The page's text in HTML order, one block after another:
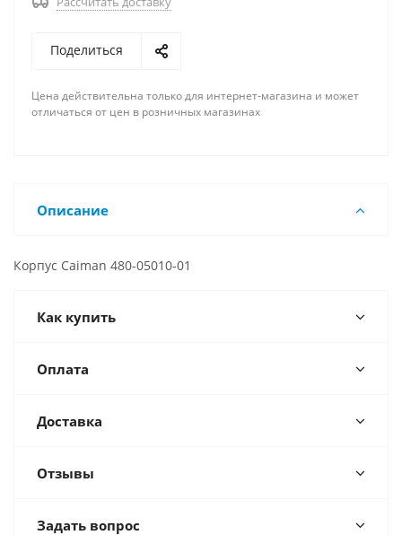
Поделиться
Цена действительна только для интернет-магазина и может
отличаться от цен в розничных магазинах
Описание
Корпус Caiman 480-05010-01
Как купить
Оплата
Доставка
Отзывы
Задать вопрос